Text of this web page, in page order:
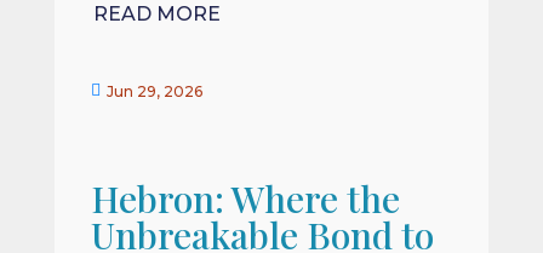
READ MORE
 Jun 29, 2026
Hebron: Where the
Unbreakable Bond to